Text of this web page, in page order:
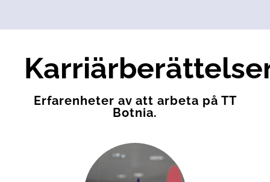
Erfarenheter av att arbeta på TT
Botnia.